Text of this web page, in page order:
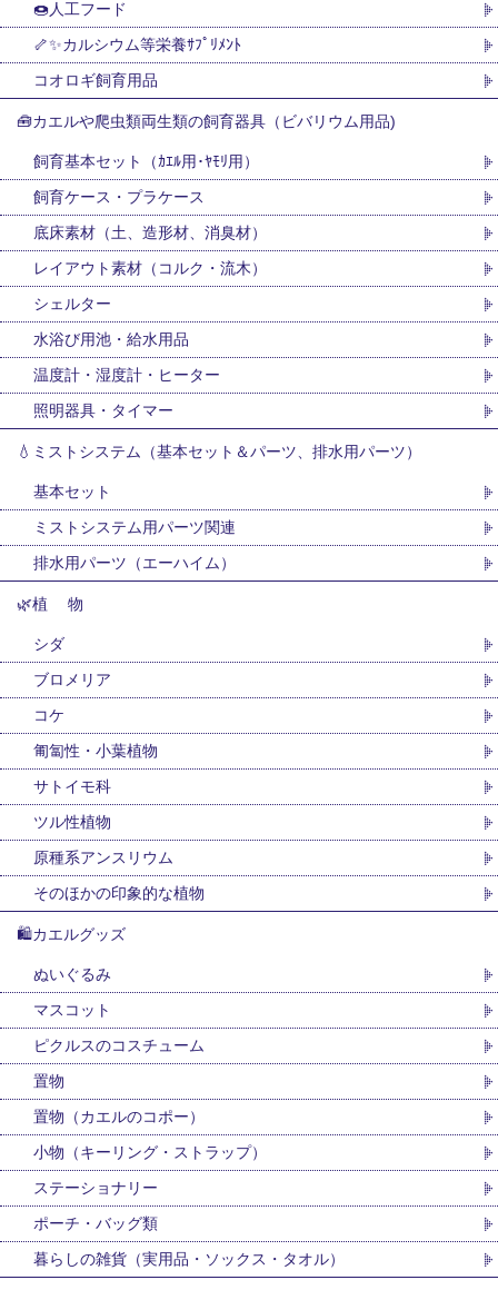
🍩人工フード
🦴✨カルシウム等栄養ｻﾌﾟﾘﾒﾝﾄ
コオロギ飼育用品
🧰カエルや爬虫類両生類の飼育器具（ビバリウム用品)
飼育基本セット（ｶｴﾙ用･ﾔﾓﾘ用）
飼育ケース・プラケース
底床素材（土、造形材、消臭材）
レイアウト素材（コルク・流木）
シェルター
水浴び用池・給水用品
温度計・湿度計・ヒーター
照明器具・タイマー
💧ミストシステム（基本セット＆パーツ、排水用パーツ）
基本セット
ミストシステム用パーツ関連
排水用パーツ（エーハイム）
🌿植 物
シダ
ブロメリア
コケ
匍匐性・小葉植物
サトイモ科
ツル性植物
原種系アンスリウム
そのほかの印象的な植物
🛍カエルグッズ
ぬいぐるみ
マスコット
ピクルスのコスチューム
置物
置物（カエルのコポー）
小物（キーリング・ストラップ）
ステーショナリー
ポーチ・バッグ類
暮らしの雑貨（実用品・ソックス・タオル）